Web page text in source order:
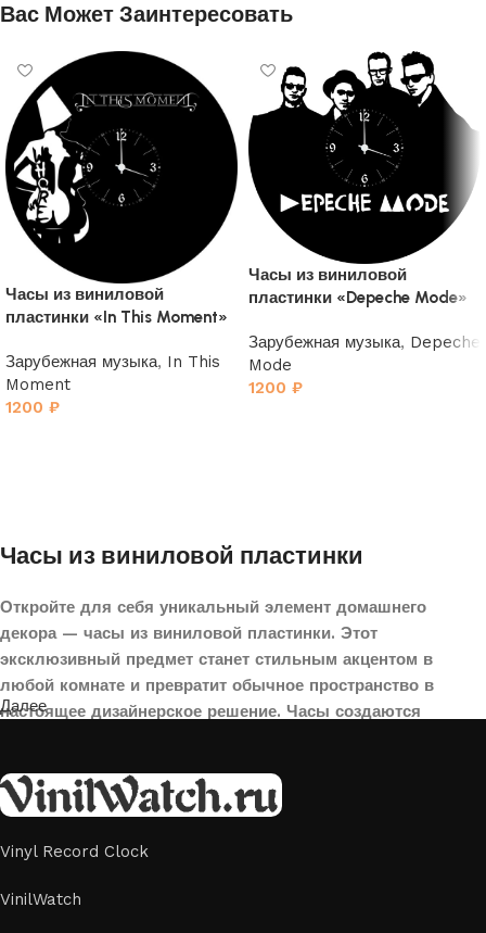
Вас Может Заинтересовать
Часы из виниловой
пластинки «In This Moment»
Зарубежная музыка, In This
Moment
1200 ₽
Часы из виниловой
пластинки «Depeche Mode»
Зарубежная музыка, Depeche
Mode
1200 ₽
Часы из виниловой пластинки
Откройте для себя уникальный элемент домашнего
декора — часы из виниловой пластинки. Этот
эксклюзивный предмет станет стильным акцентом в
любой комнате и превратит обычное пространство в
настоящее дизайнерское решение. Часы создаются
аксессуар идеально подойдет для гостиной, спальни,
офиса или даже для оформления кафе, студии или
творческого пространства.
Картины на стекле и дереве
Далее
Vinyl Record Clock
VinilWatch